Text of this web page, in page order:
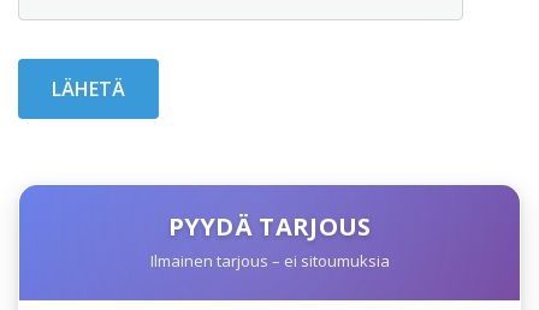
PYYDÄ TARJOUS
Ilmainen tarjous – ei sitoumuksia